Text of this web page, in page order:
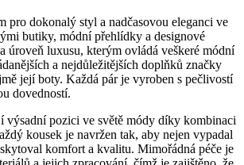
pro dokonalý styl a ‌nadčasovou eleganci‌ ve
butiky, módní přehlídky a designové‌
úroveň luxusu, kterým ovládá ​veškeré‌ módní
a nejdůležitějších doplňků značky
její boty. Každá​ pár je vyroben s pečlivostí
dovedností.
výsadní pozici ve světě ‌módy díky kombinaci
kousek ⁣je ‍navržen tak, aby nejen vypadal
komfort a kvalitu. Mimořádná péče‌ je